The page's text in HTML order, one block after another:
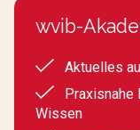
wvib-
Aktuelles
Praxisnahe
Wissen